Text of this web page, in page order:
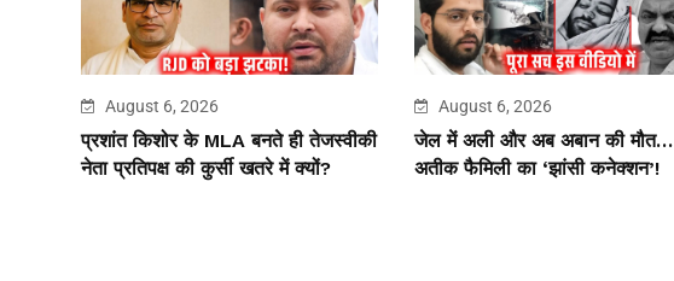
August 6, 2026
प्रशांत किशोर के MLA बनते ही तेजस्वीकी
नेता प्रतिपक्ष की कुर्सी खतरे में क्यों?
August 6, 2026
जेल में अली और अब अबान की मौत…
अतीक फैमिली का ‘झांसी कनेक्शन’!